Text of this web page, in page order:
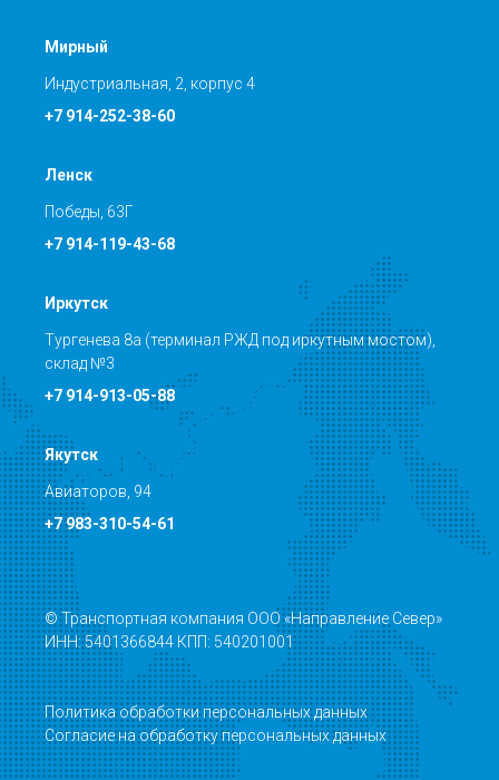
Мирный
Индустриальная, 2, корпус 4
+7 914-252-38-60
Ленск
Победы, 63Г
+7 914-119-43-68
Иркутск
Тургенева 8а (терминал РЖД под иркутным мостом),
склад №3
+7 914-913-05-88
Якутск
Авиаторов, 94
+7 983-310-54-61
© Транспортная компания ООО «Направление Север»
ИНН: 5401366844 КПП: 540201001
Политика обработки персональных данных
Согласие на обработку персональных данных